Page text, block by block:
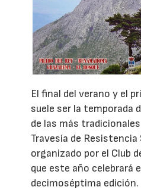
El final del verano y el
suele ser la temporada
de las más
Travesía de Resistencia
organizado por el Club
que este año celebrará
decimoséptima edición.